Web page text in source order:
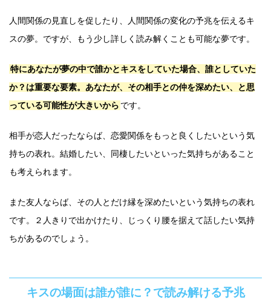
人間関係の見直しを促したり、人間関係の変化の予兆を伝えるキ
スの夢。ですが、もう少し詳しく読み解くことも可能な夢です。
特にあなたが夢の中で誰かとキスをしていた場合、誰としていた
か？は重要な要素。あなたが、その相手との仲を深めたい、と思
っている可能性が大きいから です。
相手が恋人だったならば、恋愛関係をもっと良くしたいという気
持ちの表れ。結婚したい、同棲したいといった気持ちがあること
も考えられます。
また友人ならば、その人とだけ縁を深めたいという気持ちの表れ
です。２人きりで出かけたり、じっくり腰を据えて話したい気持
ちがあるのでしょう。
キスの場面は誰が誰に？で読み解ける予兆